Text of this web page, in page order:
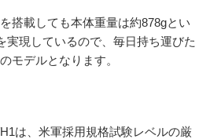
搭載しても本体重量は約878gとい
実現しているので、毎日持ち運びた
モデルとなります。
は、米軍採用規格試験レベルの厳